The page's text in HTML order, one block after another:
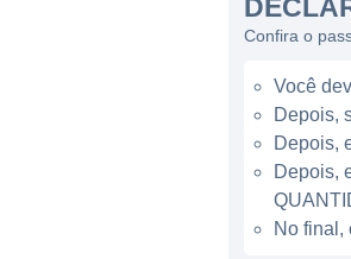
A
No
por
Confira o
Você
Depois,
Depois,
Depois,
No final,